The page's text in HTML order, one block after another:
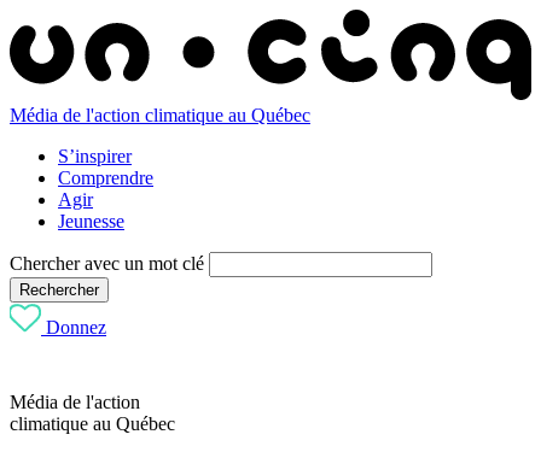
Média de l'action climatique au Québec
S’inspirer
Comprendre
Agir
Jeunesse
Chercher avec un mot clé
Rechercher
Donnez
Média de l'action
climatique au Québec